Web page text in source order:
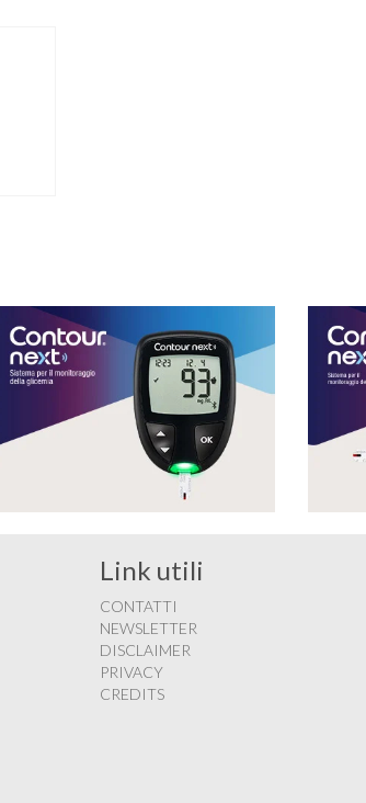
Link utili
CONTATTI
NEWSLETTER
DISCLAIMER
PRIVACY
CREDITS